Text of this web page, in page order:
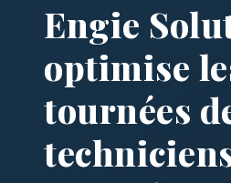
Engie
optimise
tournées